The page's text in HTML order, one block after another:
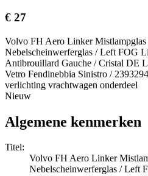
€ 27
Volvo FH Aero Linker
Nebelscheinwerferglas / Left FOG
Antibrouillard Gauche / Cristal DE
Vetro Fendinebbia Sinistro /
verlichting vrachtwagen onderdeel
Nieuw
Algemene kenmerken
Titel:
Volvo FH Aero Linker
Nebelscheinwerferglas / Left